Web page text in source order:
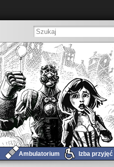
Ambulatorium Izba przyjęć